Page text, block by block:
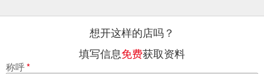
想开这样的店吗？
填写信息免费获取资料
称呼*